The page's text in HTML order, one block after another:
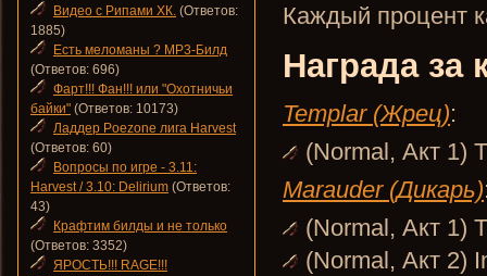
Каждый процент
Награда за
Templar (Жрец):
(Normal, Акт 1)
Marauder (Дикарь)
(Normal, Акт 1)
(Normal, Акт 2)
Видео с Рипами ХК. (Ответов:
1885)
Есть меломаны ? MP3-Билд
(Ответов: 696)
Фарт!!! Фан!!! или "Охотничьи
байки" (Ответов: 10173)
Ладдер Poezone лига Harvest
(Ответов: 60)
Вопросы по игре - 3.11:
Harvest / 3.10: Delirium (Ответов:
43)
Крафтим билды и не только
(Ответов: 3352)
ЯРОСТЬ!!! RAGE!!!